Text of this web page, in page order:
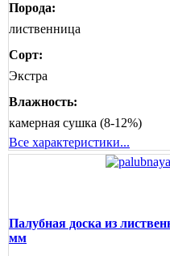
Порода:
лиственница
Сорт:
Экстра
Влажность:
камерная сушка (8-12%)
Все характеристики...
Палубная доска из
мм